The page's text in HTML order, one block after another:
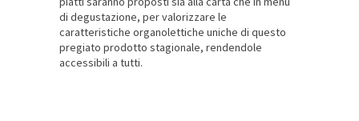
di degustazione, per valorizzare le
caratteristiche organolettiche uniche di questo
pregiato prodotto stagionale, rendendole
accessibili a tutti.